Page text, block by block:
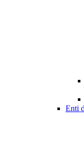
Enti